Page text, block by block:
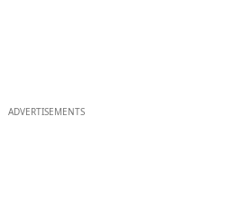
ADVERTISEMENTS